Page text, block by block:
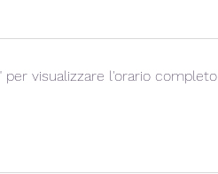
visualizzare l'orario completo